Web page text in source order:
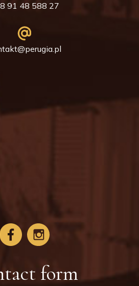
91 48 588 27
form